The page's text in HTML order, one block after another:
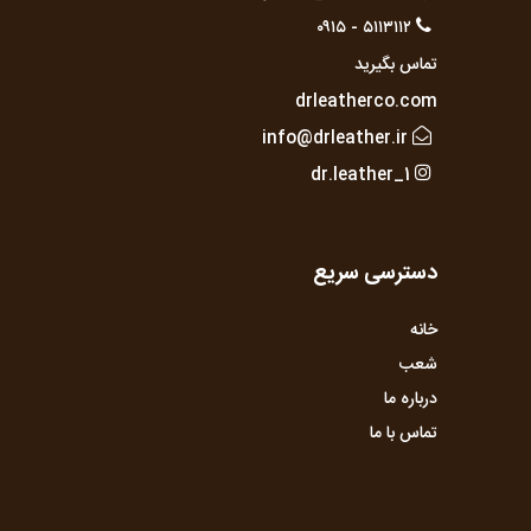
۵۱۱۳۱۱۲ - ۰۹۱۵
تماس بگیرید
drleatherco.com
info@drleather.ir
dr.leather_1
دسترسی سریع
خانه
شعب
درباره ما
تماس با ما